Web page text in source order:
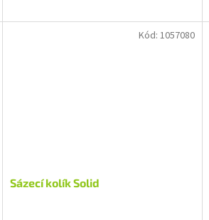
Sázecí kolík Solid
Kód: 1057080